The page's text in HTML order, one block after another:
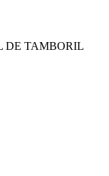
DE TAMBORIL